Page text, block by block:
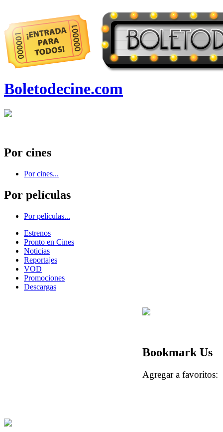
Boletodecine.com
Por cines
Por cines...
Por películas
Por películas...
Estrenos
Pronto en Cines
Noticias
Reportajes
VOD
Promociones
Descargas
Bookmark Us
Agregar a